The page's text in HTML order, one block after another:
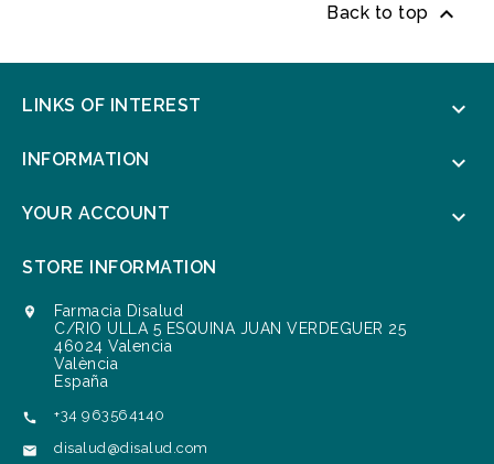
Back to top 
LINKS OF INTEREST 
INFORMATION 
YOUR ACCOUNT 
STORE INFORMATION

Farmacia Disalud
C/RIO ULLA 5 ESQUINA JUAN VERDEGUER 25
46024 Valencia
València
España
 +34 963564140
 disalud@disalud.com